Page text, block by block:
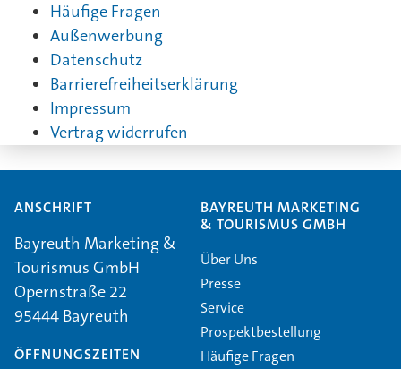
Häufige Fragen
Außenwerbung
Datenschutz
Barrierefreiheitserklärung
Impressum
Vertrag widerrufen
ANSCHRIFT
Bayreuth Marketing &
Tourismus GmbH
Opernstraße 22
95444 Bayreuth
ÖFFNUNGSZEITEN
BAYREUTH MARKETING
& TOURISMUS GMBH
Über Uns
Presse
Service
Prospektbestellung
Häufige Fragen